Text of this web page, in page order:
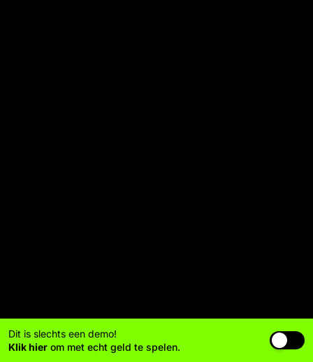
Dit is slechts een demo!
Klik hier om met echt geld te spelen.